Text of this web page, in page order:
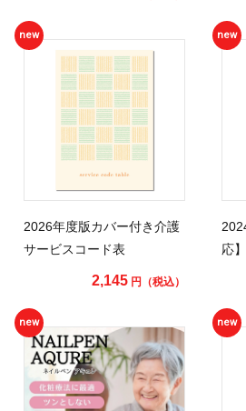
new
2026年度版カバー付き介護
サービスコード表
2,145円（税込）
new
応
new new